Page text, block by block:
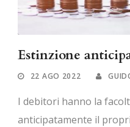
Estinzione
22 AGO 2022
I debitori hanno la
anticipatamente il